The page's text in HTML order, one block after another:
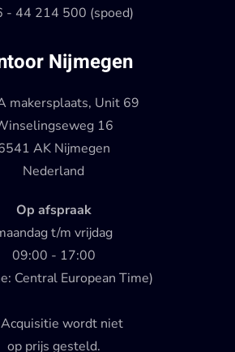
- 44 214 500 (spoed)
Nijmegen
makersplaats, Unit 69
16
AK Nijmegen
Nederland
Op afspraak
t/m vrijdag
09:00 - 17:00
Central European Time)
wordt niet
op prijs gesteld.